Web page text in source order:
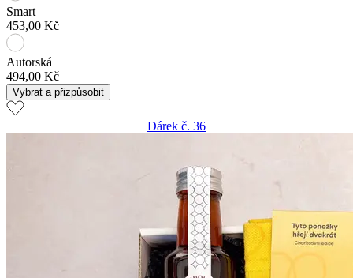
Smart
453,00 Kč
Autorská
494,00 Kč
Vybrat a přizpůsobit
Dárek č. 36